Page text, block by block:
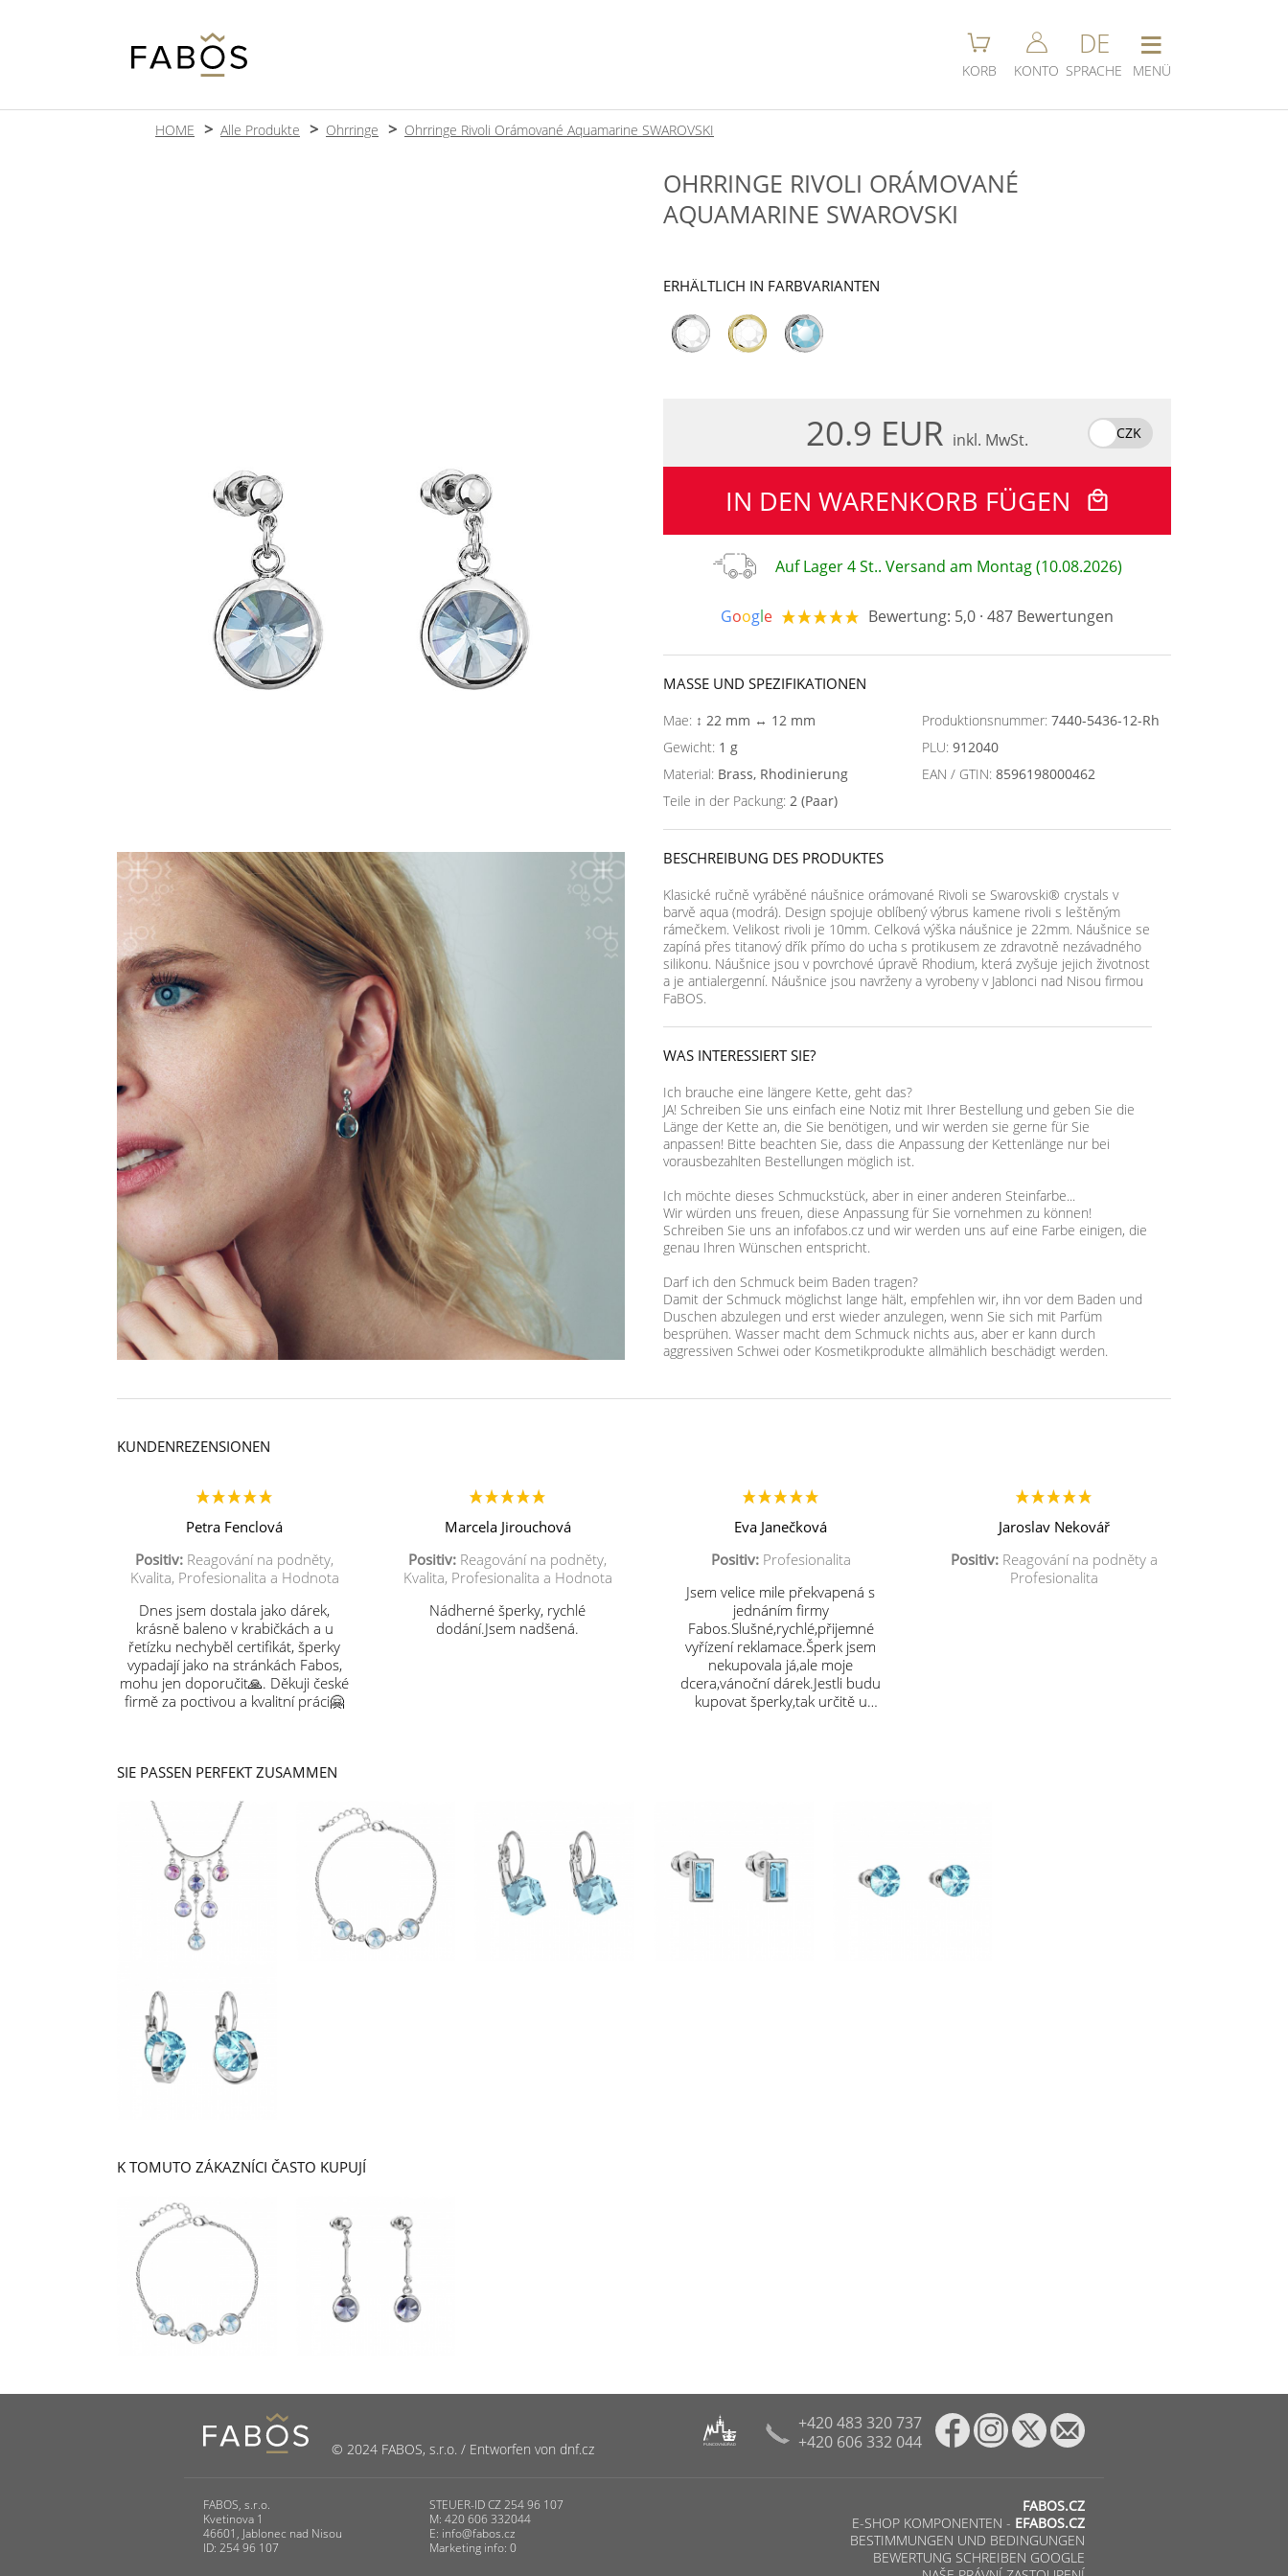
KORB KONTO
DE
SPRACHE
≡
MENÜ
HOME Alle Produkte Ohrringe Ohrringe Rivoli Orámované Aquamarine SWAROVSKI
OHRRINGE RIVOLI ORÁMOVANÉ
AQUAMARINE SWAROVSKI
ERHÄLTLICH IN FARBVARIANTEN
20.9 EUR inkl. MwSt. CZK
IN DEN WARENKORB FÜGEN
Auf Lager 4 St.. Versand am Montag (10.08.2026)
Google Bewertung: 5,0 · 487 Bewertungen
MASSE UND SPEZIFIKATIONEN
Mae: ↕ 22 mm ↔ 12 mm
Gewicht: 1 g
Material: Brass, Rhodinierung
Teile in der Packung: 2 (Paar)
Produktionsnummer: 7440-5436-12-Rh
PLU: 912040
EAN / GTIN: 8596198000462
BESCHREIBUNG DES PRODUKTES
Klasické ručně vyráběné náušnice orámované Rivoli se Swarovski® crystals v
barvě aqua (modrá). Design spojuje oblíbený výbrus kamene rivoli s leštěným
rámečkem. Velikost rivoli je 10mm. Celková výška náušnice je 22mm. Náušnice se
zapíná přes titanový dřík přímo do ucha s protikusem ze zdravotně nezávadného
silikonu. Náušnice jsou v povrchové úpravě Rhodium, která zvyšuje jejich životnost
a je antialergenní. Náušnice jsou navrženy a vyrobeny v Jablonci nad Nisou firmou
FaBOS.
WAS INTERESSIERT SIE?
Ich brauche eine längere Kette, geht das?
JA! Schreiben Sie uns einfach eine Notiz mit Ihrer Bestellung und geben Sie die
Länge der Kette an, die Sie benötigen, und wir werden sie gerne für Sie
anpassen! Bitte beachten Sie, dass die Anpassung der Kettenlänge nur bei
vorausbezahlten Bestellungen möglich ist.
Ich möchte dieses Schmuckstück, aber in einer anderen Steinfarbe...
Wir würden uns freuen, diese Anpassung für Sie vornehmen zu können!
Schreiben Sie uns an infofabos.cz und wir werden uns auf eine Farbe einigen, die
genau Ihren Wünschen entspricht.
Darf ich den Schmuck beim Baden tragen?
Damit der Schmuck möglichst lange hält, empfehlen wir, ihn vor dem Baden und
Duschen abzulegen und erst wieder anzulegen, wenn Sie sich mit Parfüm
besprühen. Wasser macht dem Schmuck nichts aus, aber er kann durch
aggressiven Schwei oder Kosmetikprodukte allmählich beschädigt werden.
KUNDENREZENSIONEN
Petra Fenclová
Positiv: Reagování na podněty,
Kvalita, Profesionalita a Hodnota
Dnes jsem dostala jako dárek,
krásně baleno v krabičkách a u
řetízku nechyběl certifikát, šperky
vypadají jako na stránkách Fabos,
mohu jen doporučit🙏. Děkuji české
firmě za poctivou a kvalitní práci🤗
Marcela Jirouchová
Positiv: Reagování na podněty,
Kvalita, Profesionalita a Hodnota
Nádherné šperky, rychlé
dodání.Jsem nadšená.
Eva Janečková
Positiv:Profesionalita
Jsem velice mile překvapená s
jednáním firmy
Fabos.Slušné,rychlé,přijemné
vyřízení reklamace.Šperk jsem
nekupovala já,ale moje
dcera,vánoční dárek.Jestli budu
kupovat šperky,tak určitě u
Jaroslav Nekovář
Positiv:Reagování na podněty a
Profesionalita
SIE PASSEN PERFEKT ZUSAMMEN
K TOMUTO ZÁKAZNÍCI ČASTO KUPUJÍ
© 2024 FABOS, s.r.o. / Entworfen von dnf.cz PUNCOVNÍ ÚŘAD
+420 483 320 737
+420 606 332 044
FABOS, s.r.o.
Kvetinova 1
46601, Jablonec nad Nisou
ID: 254 96 107
STEUER-ID CZ 254 96 107
M: 420 606 332044
E: info@fabos.cz
Marketing info: 0
FABOS.CZ
E-SHOP KOMPONENTEN - EFABOS.CZ
BESTIMMUNGEN UND BEDINGUNGEN
BEWERTUNG SCHREIBEN GOOGLE